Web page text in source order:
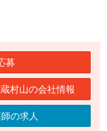
募
村山の会社情報
の求人